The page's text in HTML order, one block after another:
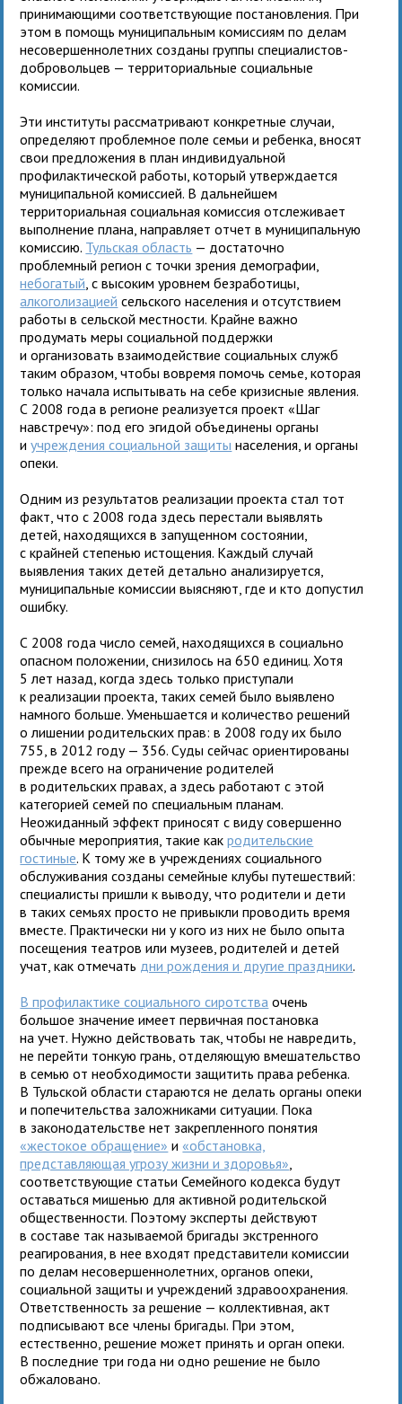
принимающими соответствующие постановления. При
этом в помощь муниципальным комиссиям по делам
несовершеннолетних созданы группы специалистов-
добровольцев — территориальные социальные
комиссии.
Эти институты рассматривают конкретные случаи,
определяют проблемное поле семьи и ребенка, вносят
свои предложения в план индивидуальной
профилактической работы, который утверждается
муниципальной комиссией. В дальнейшем
территориальная социальная комиссия отслеживает
выполнение плана, направляет отчет в муниципальную
комиссию. Тульская область — достаточно
проблемный регион с точки зрения демографии,
небогатый , с высоким уровнем безработицы,
алкоголизацией сельского населения и отсутствием
работы в сельской местности. Крайне важно
продумать меры социальной поддержки
и организовать взаимодействие социальных служб
таким образом, чтобы вовремя помочь семье, которая
только начала испытывать на себе кризисные явления.
С 2008 года в регионе реализуется проект «Шаг
навстречу»: под его эгидой объединены органы
иучреждения социальной защиты населения, и органы
опеки.
Одним из результатов реализации проекта стал тот
факт, что с 2008 года здесь перестали выявлять
детей, находящихся в запущенном состоянии,
с крайней степенью истощения. Каждый случай
выявления таких детей детально анализируется,
муниципальные комиссии выясняют, где и кто допустил
ошибку.
С 2008 года число семей, находящихся в социально
опасном положении, снизилось на 650 единиц. Хотя
5 лет назад, когда здесь только приступали
к реализации проекта, таких семей было выявлено
намного больше. Уменьшается и количество решений
о лишении родительских прав: в 2008 году их было
755, в 2012 году — 356. Суды сейчас ориентированы
прежде всего на ограничение родителей
в родительских правах, а здесь работают с этой
категорией семей по специальным планам.
Неожиданный эффект приносят с виду совершенно
обычные мероприятия, такие какродительские
гостиные. К тому же в учреждениях социального
обслуживания созданы семейные клубы путешествий:
специалисты пришли к выводу, что родители и дети
в таких семьях просто не привыкли проводить время
вместе. Практически ни у кого из них не было опыта
посещения театров или музеев, родителей и детей
учат, как отмечать дни рождения и другие праздники.
В профилактике социального сиротства очень
большое значение имеет первичная постановка
на учет. Нужно действовать так, чтобы не навредить,
не перейти тонкую грань, отделяющую вмешательство
в семью от необходимости защитить права ребенка.
В Тульской области стараются не делать органы опеки
и попечительства заложниками ситуации. Пока
в законодательстве нет закрепленного понятия
«жестокое обращение» и «обстановка,
представляющая угрозу жизни и здоровья»
соответствующие статьи Семейного кодекса будут
оставаться мишенью для активной родительской
общественности. Поэтому эксперты действуют
в составе так называемой бригады экстренного
реагирования, в нее входят представители комиссии
по делам несовершеннолетних, органов опеки,
социальной защиты и учреждений здравоохранения.
Ответственность за решение — коллективная, акт
подписывают все члены бригады. При этом,
естественно, решение может принять и орган опеки.
В последние три года ни одно решение не было
обжаловано.